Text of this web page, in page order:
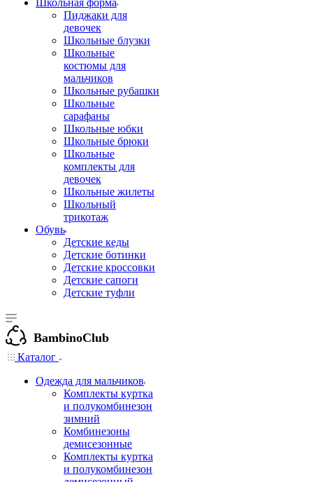
Школьная форма
Пиджаки для
девочек
Школьные блузки
Школьные
костюмы для
мальчиков
Школьные рубашки
Школьные
сарафаны
Школьные юбки
Школьные брюки
Школьные
комплекты для
девочек
Школьные жилеты
Школьный
трикотаж
Обувь
Детские кеды
Детские ботинки
Детские кроссовки
Детские сапоги
Детские туфли
BambinoClub
Каталог
Одежда для мальчиков
Комплекты куртка
и полукомбинезон
зимний
Комбинезоны
демисезонные
Комплекты куртка
и полукомбинезон